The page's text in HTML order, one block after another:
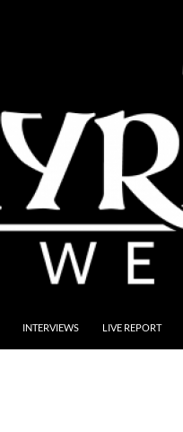
INTERVIEWS LIVE REPORT